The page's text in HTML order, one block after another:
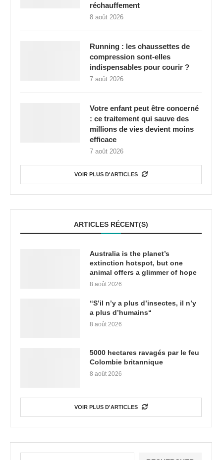
réchauffement
8 août 2026
Running : les chaussettes de
compression sont-elles
indispensables pour courir ?
7 août 2026
Votre enfant peut être concerné
: ce traitement qui sauve des
millions de vies devient moins
efficace
7 août 2026
VOIR PLUS D'ARTICLES
ARTICLES RÉCENT(S)
Australia is the planet’s
extinction hotspot, but one
animal offers a glimmer of hope
8 août 2026
“S’il n’y a plus d’insectes, il n’y
a plus d’humains“
8 août 2026
5000 hectares ravagés par le feu
Colombie britannique
8 août 2026
VOIR PLUS D'ARTICLES